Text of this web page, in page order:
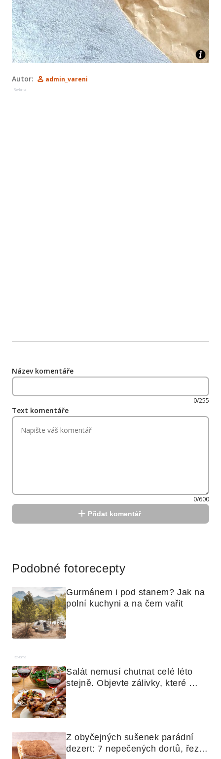
Autor: admin_vareni
Reklama
Název komentáře
0/255
Text komentáře
0/600
Přidat komentář
Podobné fotorecepty
Gurmánem i pod stanem? Jak na
polní kuchyni a na čem vařit
Reklama
Salát nemusí chutnat celé léto
stejně. Objevte zálivky, které
Z obyčejných sušenek parádní
dezert: 7 nepečených dortů, řezů